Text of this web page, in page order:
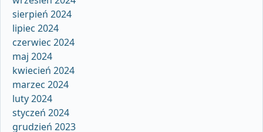
sierpień 2024
lipiec 2024
czerwiec 2024
maj 2024
kwiecień 2024
marzec 2024
luty 2024
styczeń 2024
grudzień 2023